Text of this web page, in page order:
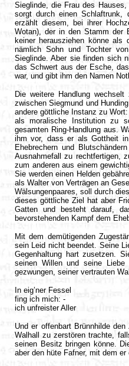
Sieglinde, die Frau des
sorgt durch einen Schlaftrunk,
erzählt diesem, bei ihrer
Wotan), der in den Stamm der
keiner herausziehen könne
nämlich Sohn und Tochter
Sieglinde. Aber sie finden sich
das Schwert aus der Esche,
war, und gibt ihm den Namen
Die weitere Handlung
zwischen Siegmund und
andere göttliche Instanz zu
als moralische Institution zu
gesamten Ring-Handlung aus.
ihm vor, dass er als Gottheit
Ehebrechern und
Ausnahmefall zu rechtfertigen,
zum anderen aus einem
Sie werden einen Helden
als Walter von Verträgen an
Wälsungenpaares, soll durch
dieses göttliche Ziel hat aber
Gatten und besteht darauf,
bevorstehenden Kampf dem
Mit dem demütigenden
sein Leid nicht beendet. Seine
Gegenhaltung hart zusetzen.
seinen Willen und seine
gezwungen, seiner vertrauten
In eig’ner Fessel
fing ich mich: -
ich unfreister Aller
Und er offenbart Brünnhilde
Walhall zu zerstören trachte,
seinen Besitz bringen könne.
aber den hüte Fafner, mit dem